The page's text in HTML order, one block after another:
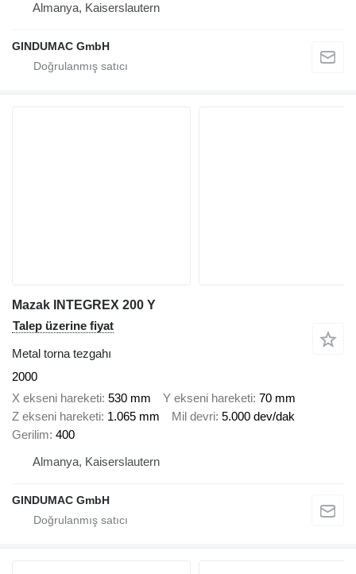
Almanya, Kaiserslautern
GINDUMAC GmbH
Mazak INTEGREX 200 Y
Talep üzerine fiyat
Metal torna tezgahı
2000
X ekseni hareketi 530 mm Y ekseni hareketi 70 mm
Z ekseni hareketi 1.065 mm Mil devri 5.000 dev/dak
Gerilim 400
Almanya, Kaiserslautern
GINDUMAC GmbH